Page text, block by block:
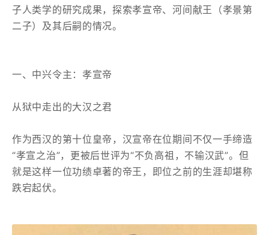
子人类学的研究成果，探索孝宣帝、河间献王（孝景第
二子）及其后嗣的情况。
一、中兴令主：孝宣帝
从狱中走出的大汉之君
作为西汉的第十位皇帝，汉宣帝在位期间不仅一手缔造
“孝宣之治”，更被后世评为“不负高祖，不输汉武”。但
就是这样一位功绩卓著的帝王，即位之前的生涯却堪称
跌宕起伏。